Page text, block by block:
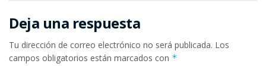
Deja una respuesta
Tu dirección de correo electrónico no será publicada. Los
campos obligatorios están marcados con *